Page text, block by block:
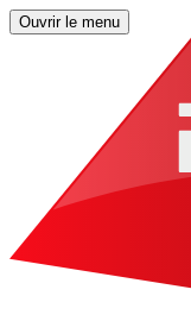
Ouvrir le menu